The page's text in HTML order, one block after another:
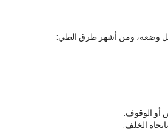
وضعه، ومن أشهر طرق الطي:
أو الوقوف.
الخلف.